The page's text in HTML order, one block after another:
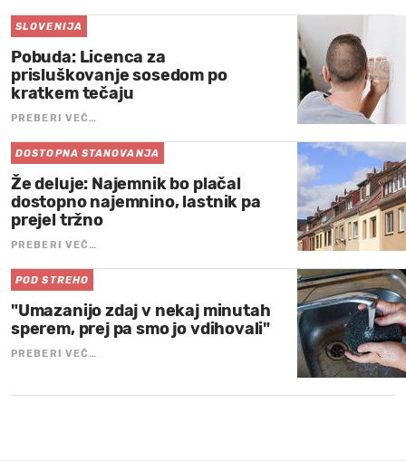
SLOVENIJA
Pobuda: Licenca za
prisluškovanje sosedom po
kratkem tečaju
PREBERI VEČ…
DOSTOPNA STANOVANJA
Že deluje: Najemnik bo plačal
dostopno najemnino, lastnik pa
prejel tržno
PREBERI VEČ…
POD STREHO
"Umazanijo zdaj v nekaj minutah
sperem, prej pa smo jo vdihovali"
PREBERI VEČ…